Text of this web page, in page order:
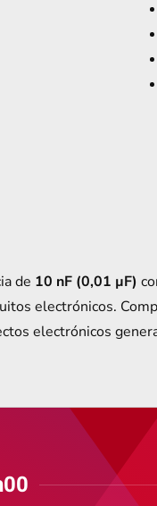
de 10 nF (0,01 µF)
electrónicos.
electrónicos